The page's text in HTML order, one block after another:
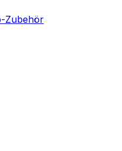
Zubehör